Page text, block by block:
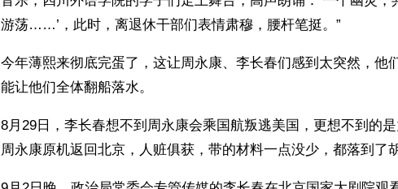
游荡……’，此时，离退休干部们表情肃穆，腰杆笔挺。”
今年薄熙来彻底完蛋了，这让周永康、李长春们感到太突然，他
能让他们全体翻船落水。
8月29日，李长春想不到周永康会乘国航叛逃美国，更想不到的
周永康原机返回北京，人赃俱获，带的材料一点没少，都落到了